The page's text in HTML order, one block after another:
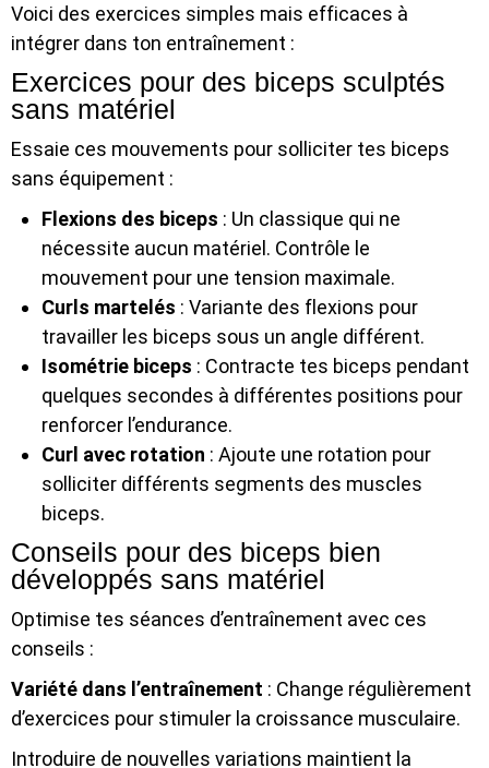
Voici des exercices simples mais efficaces à
intégrer dans ton entraînement :
Exercices pour des biceps sculptés
sans matériel
Essaie ces mouvements pour solliciter tes biceps
sans équipement :
Flexions des biceps : Un classique qui ne
nécessite aucun matériel. Contrôle le
mouvement pour une tension maximale.
Curls martelés : Variante des flexions pour
travailler les biceps sous un angle différent.
Isométrie biceps : Contracte tes biceps pendant
quelques secondes à différentes positions pour
renforcer l’endurance.
Curl avec rotation : Ajoute une rotation pour
solliciter différents segments des muscles
biceps.
Conseils pour des biceps bien
développés sans matériel
Optimise tes séances d’entraînement avec ces
conseils :
Variété dans l’entraînement : Change régulièrement
d’exercices pour stimuler la croissance musculaire.
Introduire de nouvelles variations maintient la